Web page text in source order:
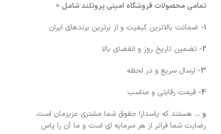
تمامی محصولات فروشگاه امینی پروتلند شامل =
1- ضمانت بالاترین کیفیت و از برترین برندهای ایران
2- تضمین تاریخ روز و انقضای بالا
3- ارسال سریع و در لحظه
4- قیمت رقابتی و مناسب
و … هستند که پاسدارا حقوق شما مشتری عزیزمان است.
رضایت شما فراتر از هر سرمایه ای است و ما آن را پاس